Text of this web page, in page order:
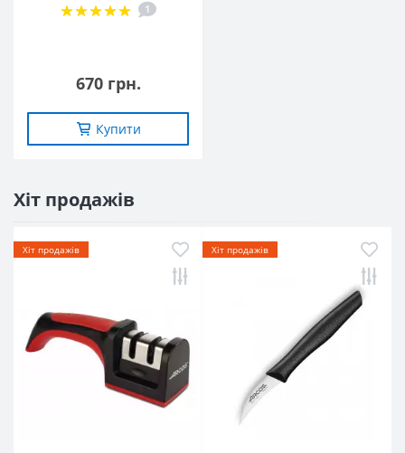
1
670 грн.
Купити
Хіт продажів
Хіт продажів Хіт продажів